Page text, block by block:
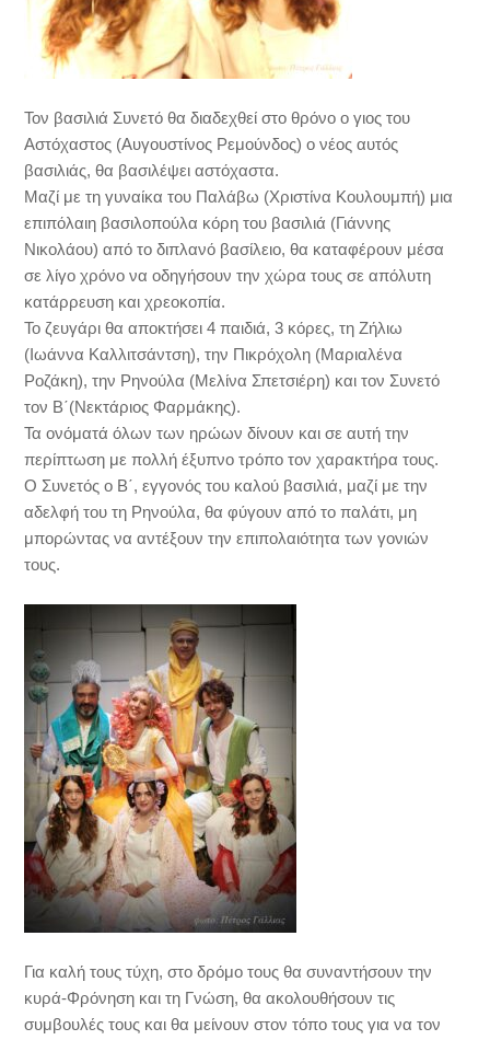
Τον βασιλιά Συνετό θα διαδεχθεί στο θρόνο ο γιος του
Αστόχαστος (Αυγουστίνος Ρεμούνδος) ο νέος αυτός
βασιλιάς, θα βασιλέψει αστόχαστα.
Μαζί με τη γυναίκα του Παλάβω (Χριστίνα Κουλουμπή) μια
επιπόλαιη βασιλοπούλα κόρη του βασιλιά (Γιάννης
Νικολάου) από το διπλανό βασίλειο, θα καταφέρουν μέσα
σε λίγο χρόνο να οδηγήσουν την χώρα τους σε απόλυτη
κατάρρευση και χρεοκοπία.
Το ζευγάρι θα αποκτήσει 4 παιδιά, 3 κόρες, τη Ζήλιω
(Ιωάννα Καλλιτσάντση), την Πικρόχολη (Μαριαλένα
Ροζάκη), την Ρηνούλα (Μελίνα Σπετσιέρη) και τον Συνετό
τον Β΄(Νεκτάριος Φαρμάκης).
Τα ονόματά όλων των ηρώων δίνουν και σε αυτή την
περίπτωση με πολλή έξυπνο τρόπο τον χαρακτήρα τους.
Ο Συνετός ο Β΄, εγγονός του καλού βασιλιά, μαζί με την
αδελφή του τη Ρηνούλα, θα φύγουν από το παλάτι, μη
μπορώντας να αντέξουν την επιπολαιότητα των γονιών
τους.
Για καλή τους τύχη, στο δρόμο τους θα συναντήσουν την
κυρά-Φρόνηση και τη Γνώση, θα ακολουθήσουν τις
συμβουλές τους και θα μείνουν στον τόπο τους για να τον